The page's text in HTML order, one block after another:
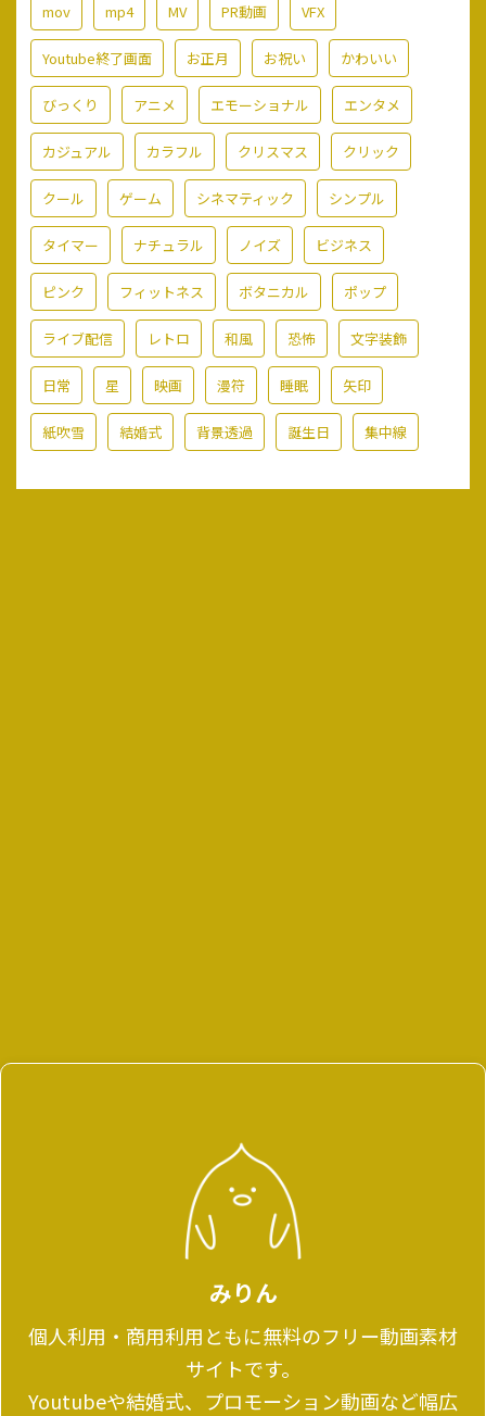
mov mp4 MV PR動画 VFX
Youtube終了画面 お正月 お祝い かわいい
びっくり アニメ エモーショナル エンタメ
カジュアル カラフル クリスマス クリック
クール ゲーム シネマティック シンプル
タイマー ナチュラル ノイズ ビジネス
ピンク フィットネス ボタニカル ポップ
ライブ配信 レトロ 和風 恐怖 文字装飾
日常 星 映画 漫符 睡眠 矢印
紙吹雪 結婚式 背景透過 誕生日 集中線
みりん
個人利用・商用利用ともに無料のフリー動画素材
サイトです。
Youtubeや結婚式、プロモーション動画など幅広